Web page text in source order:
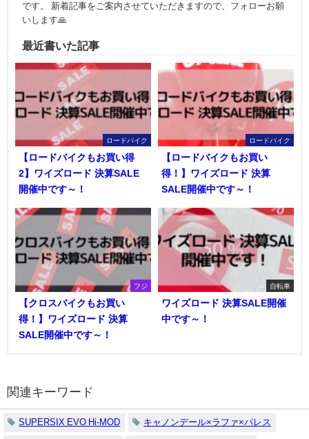
です。 新着記事をご案内させていただきますので、フォローお願
いします🙏
最近書いた記事
ロードバイク
【ロードバイクもお買い得
2】ワイズロード 決算SALE
開催中です～！
ロードバイク
【ロードバイクもお買い
得！】ワイズロード 決算
SALE開催中です～！
フジ
【クロスバイクもお買い
得！】ワイズロード 決算
SALE開催中です～！
自転車
ワイズロード 決算SALE開催
中です～！
関連キーワード
SUPERSIX EVO Hi-MOD キャノンデール×ラファ×パレス